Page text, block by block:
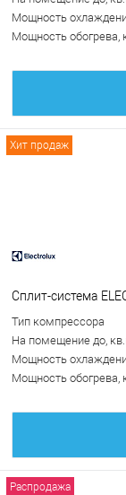
Мощность
Мощность обогрева,
Хит продаж
Сплит-система
Тип компрессора
На помещение до,
Мощность
Мощность обогрева,
Распродажа